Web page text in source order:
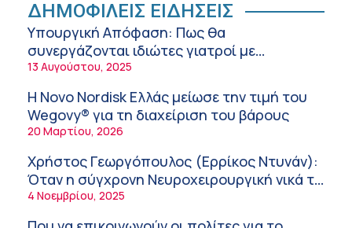
Ειρήνη Ζίγκιρη (Ερρίκος Ντυνάν): H θερμική
καταπόνηση στους ηλικιωμένους
εργαζόμενους
6:11 πμ
Σύσκεψη στον ΕΟΦ για την ομαλή
λειτουργία της εφοδιαστικής αλυσίδας των
φαρμάκων στη διάρκεια του καλοκαιριού
12:08 μμ
Μιχάλης Τάτσης, Insurance & Healthcare
Analyst, διευθυντής Επιχειρηματικής
Ανάπτυξης Ομίλου HHG
11:54 πμ
Kavita Patel: Ένα στα πέντε καινοτόμα
φάρμακα φτάνει τελικά στην Ελλάδα
ΔΗΜΟΦΙΛΕΙΣ ΕΙΔΗΣΕΙΣ
Υπουργική Απόφαση: Πως θα
συνεργάζονται ιδιώτες γιατροί με
νοσοκομεία του δημοσίου συστήματος
13 Αυγούστου, 2025
Η Novo Nordisk Ελλάς μείωσε την τιμή του
Wegovy® για τη διαχείριση του βάρους
20 Μαρτίου, 2026
Χρήστος Γεωργόπουλος (Ερρίκος Ντυνάν):
Όταν η σύγχρονη Νευροχειρουργική νικά το
φόβο!
4 Νοεμβρίου, 2025